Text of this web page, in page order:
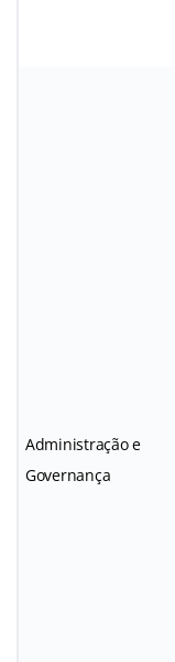
Administração e
Governança